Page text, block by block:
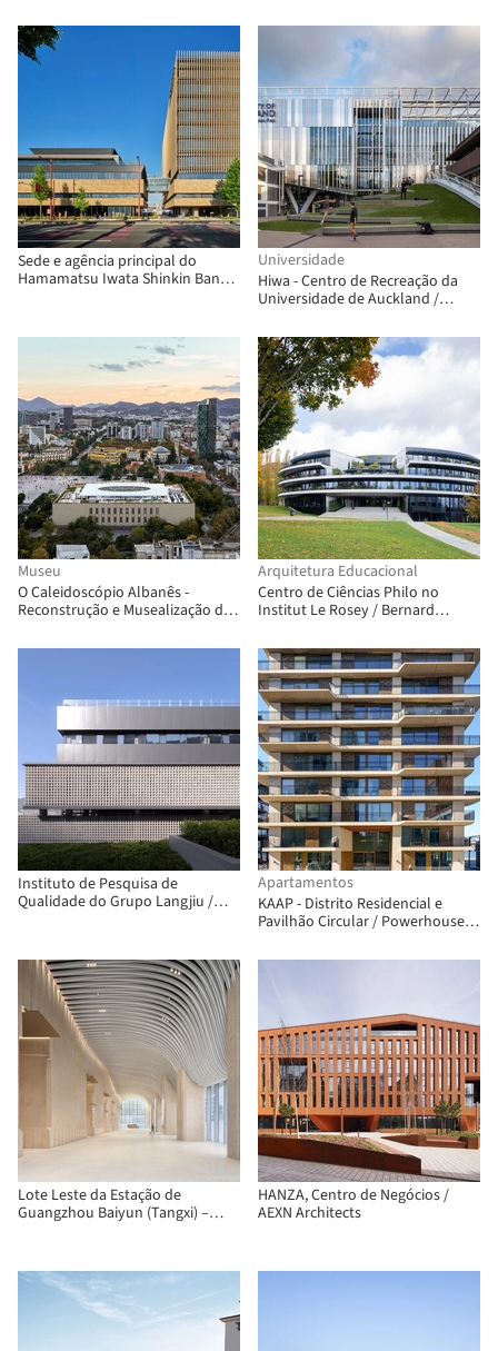
de Tóquio + NIHON SEKKEI + APL
design workshop
Sede e agência principal do
Hamamatsu Iwata Shinkin Bank /
Universidade
Hiwa - Centro de Recreação da
Universidade de Auckland /
Museu
O Caleidoscópio Albanês -
Reconstrução e Musealização do
Casanova + Hernandez Architects
Arquitetura Educacional
Centro de Ciências Philo no
Institut Le Rosey / Bernard
Instituto de Pesquisa de
Qualidade do Grupo Langjiu /
Apartamentos
KAAP - Distrito Residencial e
Pavilhão Circular / Powerhouse
NEXT architects
Lote Leste da Estação de
Guangzhou Baiyun (Tangxi) –
HANZA, Centro de Negócios /
AEXN Architects